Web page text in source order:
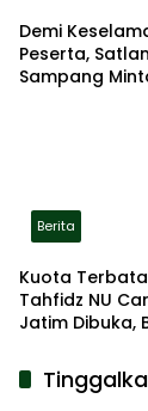
Demi
Peserta,
Sampang
Berita
Kuota
Tahfidz NU
Jatim Dibuka,